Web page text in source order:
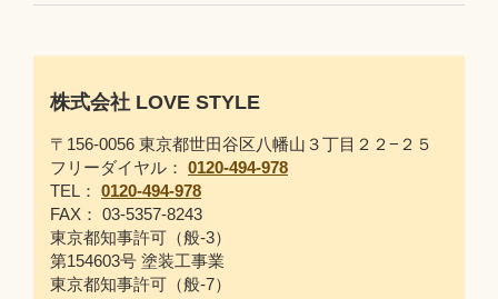
株式会社 LOVE STYLE
〒156-0056 東京都世田谷区八幡山３丁目２２−２５
フリーダイヤル： 0120-494-978
TEL： 0120-494-978
FAX： 03-5357-8243
東京都知事許可（般-3）
第154603号 塗装工事業
東京都知事許可（般-7）